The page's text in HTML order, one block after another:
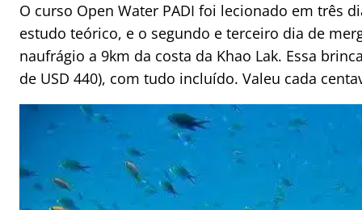
O curso Open Water PADI foi lecionado em três
estudo teórico, e o segundo e terceiro dia de
naufrágio a 9km da costa da Khao Lak. Essa
de USD 440), com tudo incluído. Valeu cada